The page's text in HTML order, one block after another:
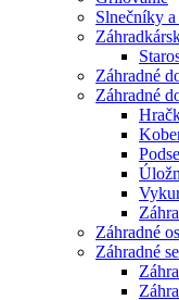
Slnečníky
Záhradné
Záhradné
Záhradné
Záhradné